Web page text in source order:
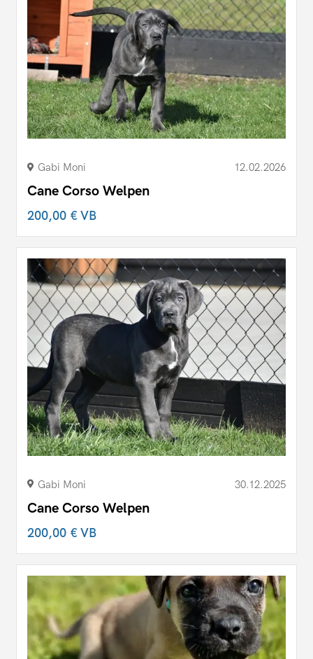
Gabi Moni 12.02.2026
Cane Corso Welpen
200,00 €VB
Gabi Moni 30.12.2025
Cane Corso Welpen
200,00 €VB